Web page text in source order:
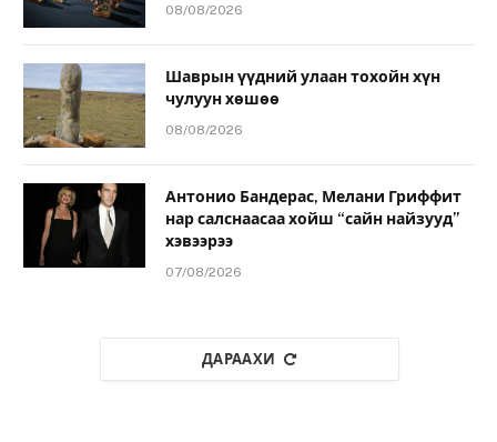
08/08/2026
Шаврын үүдний улаан тохойн хүн
чулуун хөшөө
08/08/2026
Антонио Бандерас, Мелани Гриффит
нар салснаасаа хойш “сайн найзууд”
хэвээрээ
07/08/2026
ДАРААХИ